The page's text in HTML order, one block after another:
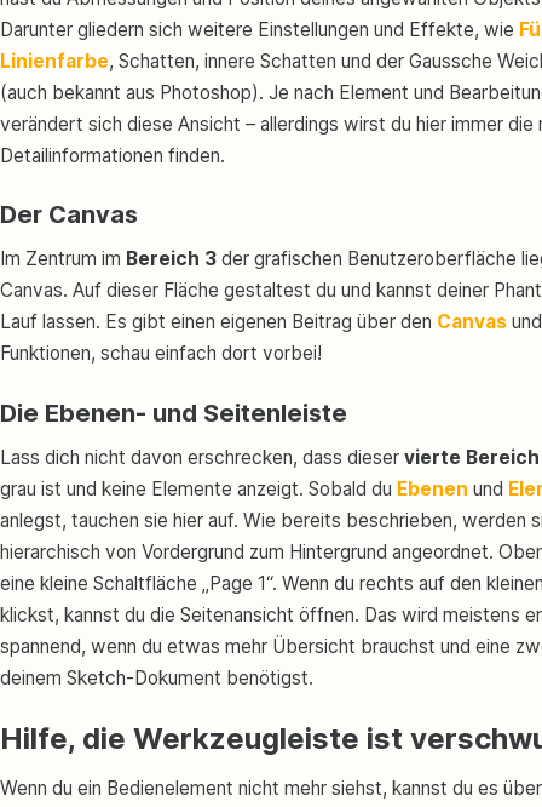
Darunter gliedern sich weitere Einstellungen und Effekte, wie
Linienfarbe, Schatten, innere Schatten und der Gaussche
(auch bekannt aus Photoshop). Je nach Element und
verändert sich diese Ansicht – allerdings wirst du hier immer die
Detailinformationen finden.
Der Canvas
Im Zentrum im Bereich 3 der grafischen Benutzeroberfläche
Canvas. Auf dieser Fläche gestaltest du und kannst deiner
Lauf lassen. Es gibt einen eigenen Beitrag über den Canvas
Funktionen, schau einfach dort vorbei!
Die Ebenen- und Seitenleiste
Lass dich nicht davon erschrecken, dass dieser vierte Bereich
grau ist und keine Elemente anzeigt. Sobald du Ebenen und
anlegst, tauchen sie hier auf. Wie bereits beschrieben, werden
hierarchisch von Vordergrund zum Hintergrund angeordnet.
eine kleine Schaltfläche „Page 1“. Wenn du rechts auf den
klickst, kannst du die Seitenansicht öffnen. Das wird meistens
spannend, wenn du etwas mehr Übersicht brauchst und eine
deinem Sketch-Dokument benötigst.
Hilfe, die Werkzeugleiste ist
Wenn du ein Bedienelement nicht mehr siehst, kannst du es